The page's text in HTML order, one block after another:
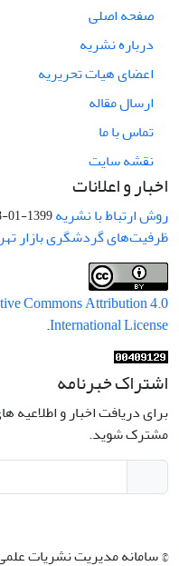
صفحه اصلی
درباره نشریه
اعضای هیات تحریریه
ارسال مقاله
تماس با ما
نقشه سایت
اخبار و اعلانات
روش ارتباط با نشریه1399-01-28
ظرفیت‌های گردشگری بازار
Commons Attribution 4.0
International License
.
اشتراک خبرنامه
برای دریافت اخبار و
مشترک شوید.
© سامانه مدیریت نشریات